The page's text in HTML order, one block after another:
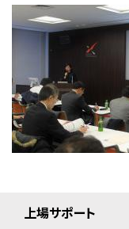
上場サポート